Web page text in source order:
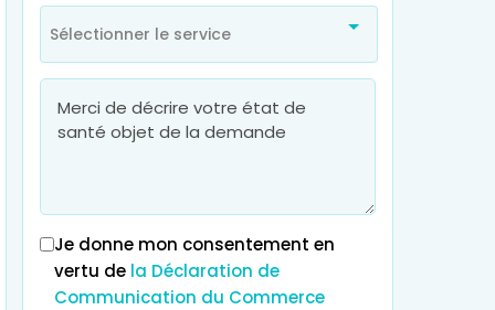
Sélectionner le service
Je donne mon consentement en
vertu de la Déclaration de
Communication du Commerce